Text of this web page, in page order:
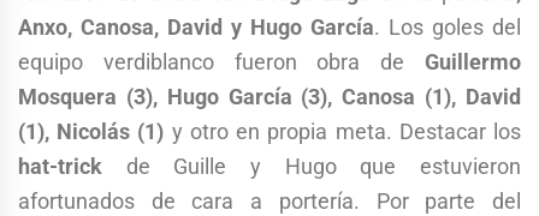
Anxo, Canosa, David y Hugo García. Los goles del
equipo verdiblanco fueron obra de Guillermo
Mosquera (3), Hugo García (3), Canosa (1), David
(1), Nicolás (1) y otro en propia meta. Destacar los
hat-trick de Guille y Hugo que estuvieron
afortunados de cara a portería. Por parte del